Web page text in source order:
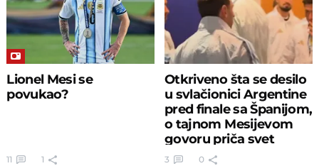
Lionel Mesi se
povukao?
11 1
Otkriveno šta se desilo
u svlačionici Argentine
pred finale sa Španijom,
o tajnom Mesijevom
govoru priča svet
3 0